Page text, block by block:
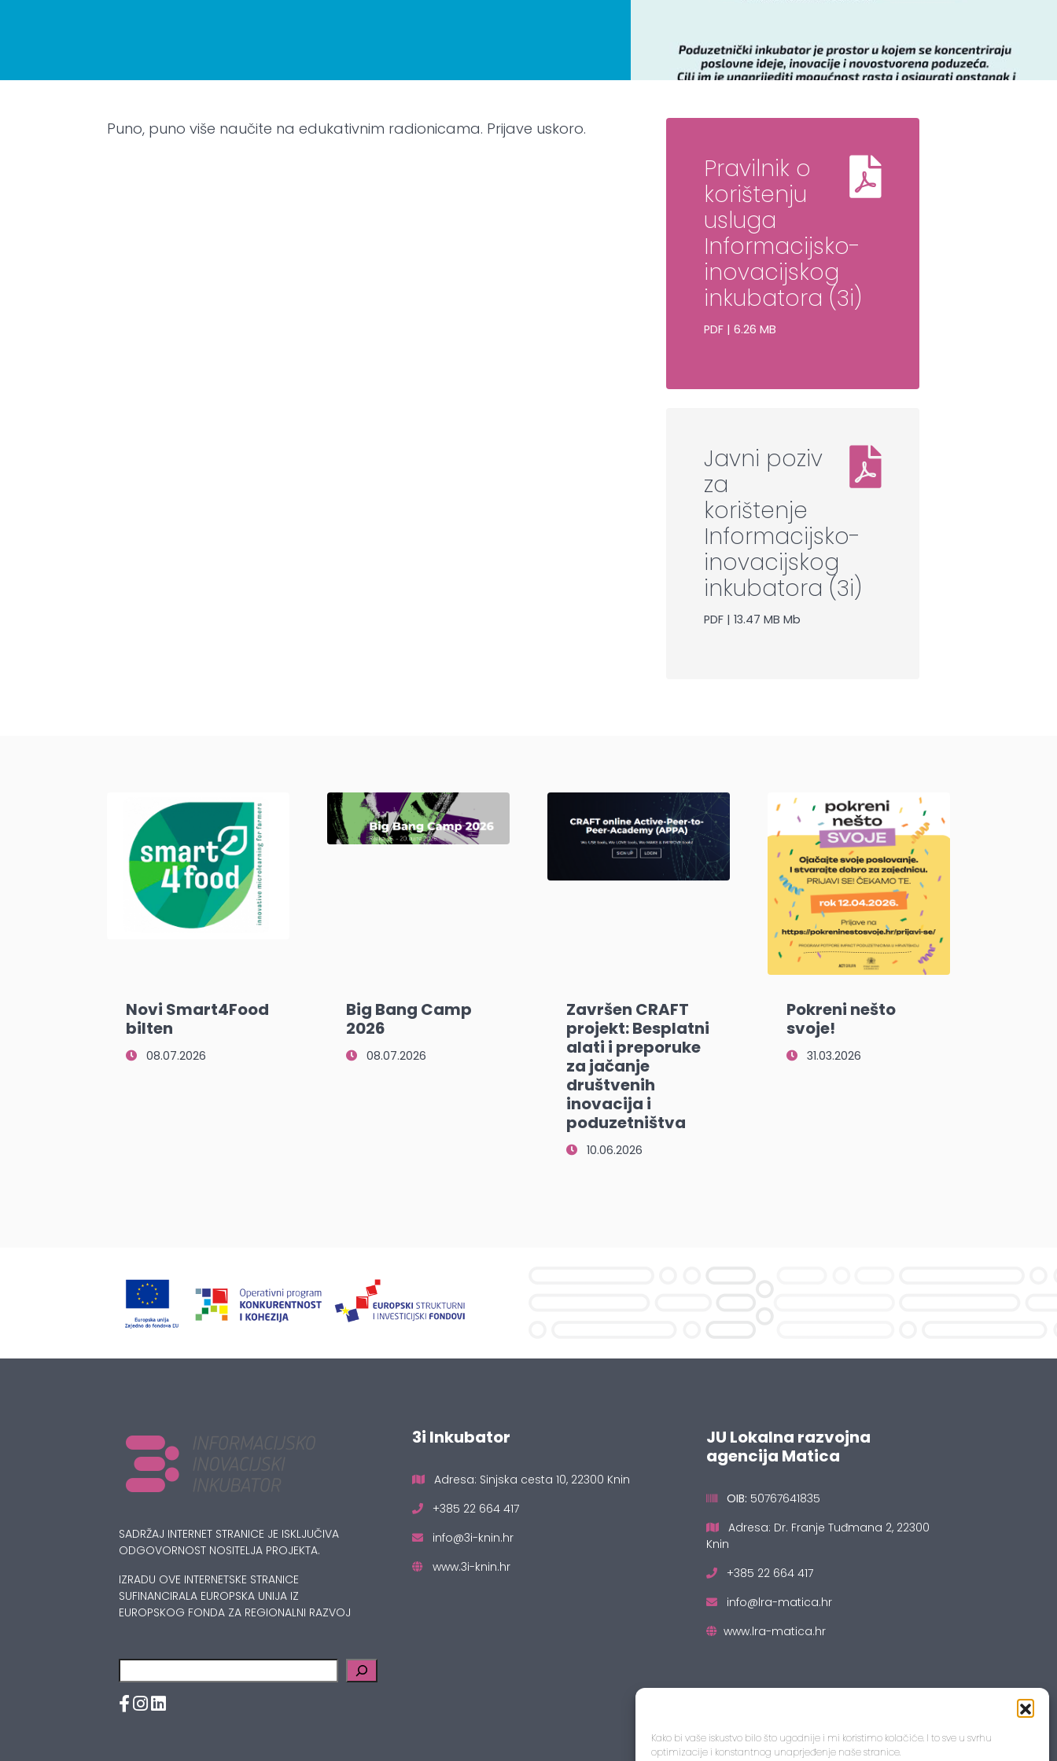
Kako bi vaše iskustvo bilo što ugodnije i mi koristimo kolačiće. I to sve u svrhu
optimizacije i konstantnog unaprjeđenje naše stranice.
Puno, puno više naučite na edukativnim radionicama. Prijave uskoro.
Pravilnik o
korištenju
usluga
Informacijsko-
inovacijskog
inkubatora (3i)
PDF | 6.26 MB
Javni poziv
za
korištenje
Informacijsko-
inovacijskog
inkubatora (3i)
PDF | 13.47 MB Mb
Novi Smart4Food
bilten
08.07.2026
Big Bang Camp
2026
08.07.2026
Završen CRAFT
projekt: Besplatni
alati i preporuke
za jačanje
društvenih
inovacija i
poduzetništva
10.06.2026
Pokreni nešto
svoje!
31.03.2026
SADRŽAJ INTERNET STRANICE JE ISKLJUČIVA
ODGOVORNOST NOSITELJA PROJEKTA.
IZRADU OVE INTERNETSKE STRANICE
SUFINANCIRALA EUROPSKA UNIJA IZ
EUROPSKOG FONDA ZA REGIONALNI RAZVOJ
3i Inkubator
Adresa: Sinjska cesta 10, 22300 Knin
+385 22 664 417
info@3i-knin.hr
www.3i-knin.hr
JU Lokalna razvojna
agencija Matica
OIB: 50767641835
Adresa: Dr. Franje Tuđmana 2, 22300
Knin
+385 22 664 417
info@lra-matica.hr
www.lra-matica.hr